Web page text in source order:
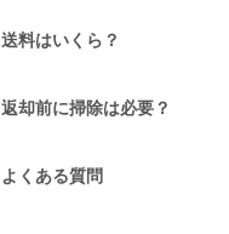
送料はいくら？
返却前に掃除は必要？
よくある質問